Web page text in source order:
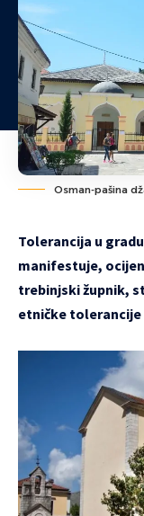
Osman-pašina
Tolerancija u
manifestuje,
trebinjski župnik,
etničke tolerancije